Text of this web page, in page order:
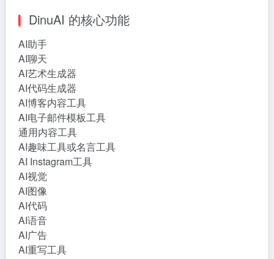
DinuAI 的核心功能
AI助手
AI聊天
AI艺术生成器
AI代码生成器
AI博客内容工具
AI电子邮件模板工具
通用内容工具
AI趣味工具或名言工具
AI Instagram工具
AI视觉
AI图像
AI代码
AI语音
AI广告
AI重写工具